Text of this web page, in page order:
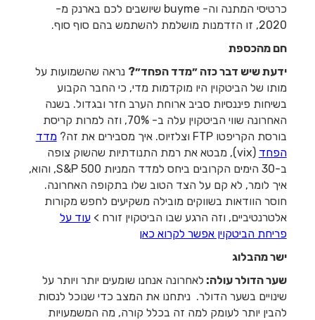
כרטיסי המתנה וה- buyme שיושבים לכם בארנק מ-
2020, זו הזדמנות מושלמת להשתמש בהם סוף סוף.
חם מהכספת
ידעת שיש דבר כזה ״מדד הפחד״? נראה שהשמועות על
מותו של הביטקוין היו מוקדמות מדי, כי החבר הקבוע
בשיחות פיננסיות סביב ארוחת הערב חזר ובגדול. בשנה
האחרונה שווי הביטקוין עלה ב- 70%, וזה למרות קריסת
בורסת הקריפטו FTP וצלזיוס. איך מסבירים את זה?
מדד
הפחד
(vix), מבטא את רמת התנודתיות שהשוק צופה
ב-30 הימים הקרובים ביחס למדד המניות S&P 500, והוא,
איך לומר, לא קם על הצד הטוב שלו בתקופה האחרונה.
חוסר הוודאות בשווקים מובילה משקיעים לחפש מקורות
אלטרנטיביים, וזה הרגע שבו הביטקוין זורח >עוד על
פריחת הביטקוין אפשר לקרוא כאן
ישר מהבלוג
שער הדולר עולה: לאחרונה אנחנו שומעים יותר ויותר על
שינויים בשער הדולר. ניתחנו את המצב כדי שנוכל לנסות
להבין יותר לעומק למה זה בכלל קורה, מה המשמעויות